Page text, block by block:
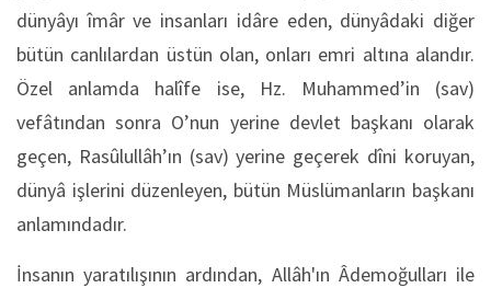
dünyâyı îmâr ve insanları idâre eden, dünyâdaki diğer
bütün canlılardan üstün olan, onları emri altına alandır.
Özel anlamda halîfe ise, Hz. Muhammed’in (sav)
vefâtından sonra O’nun yerine devlet başkanı olarak
geçen, Rasûlullâh’ın (sav) yerine geçerek dîni koruyan,
dünyâ işlerini düzenleyen, bütün Müslümanların başkanı
anlamındadır.
İnsanın yaratılışının ardından, Allâh'ın Âdemoğulları ile